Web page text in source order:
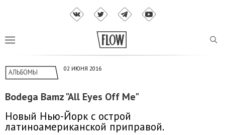
АЛЬБОМЫ 02 ИЮНЯ 2016
Bodega Bamz "All Eyes Off Me"
Новый Нью-Йорк с острой
латиноамериканской приправой.